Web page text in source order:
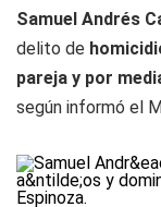
Samuel Andrés
delito de
pareja y por
según informó el